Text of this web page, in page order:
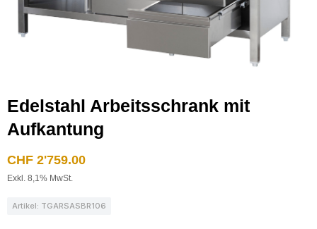
Edelstahl Arbeitsschrank mit
Aufkantung
CHF 2'759.00
Exkl. 8,1% MwSt.
Artikel: TGARSASBR106